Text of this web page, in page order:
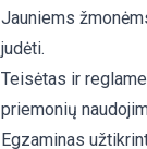
Jauniems
judėti.
Teisėtas ir
priemonių
Egzaminas